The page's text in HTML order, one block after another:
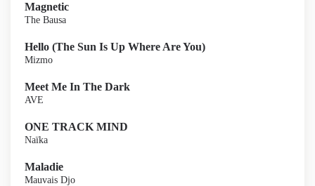
Magnetic
The Bausa
Hello (The Sun Is Up Where Are You)
Mizmo
Meet Me In The Dark
AVE
ONE TRACK MIND
Naïka
Maladie
Mauvais Djo